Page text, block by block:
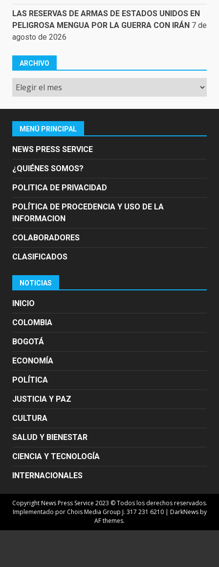
LAS RESERVAS DE ARMAS DE ESTADOS UNIDOS EN
PELIGROSA MENGUA POR LA GUERRA CON IRÁN 7 de
agosto de 2026
ARCHIVO
Archivo
MENÚ PRINCIPAL
NEWS PRESS SERVICE
¿QUIÉNES SOMOS?
POLITICA DE PRIVACIDAD
POLÍTICA DE PROCEDENCIA Y USO DE LA
INFORMACION
COLABORADORES
CLASIFICADOS
NOTICIAS
INICIO
COLOMBIA
BOGOTÁ
ECONOMÍA
POLÍTICA
JUSTICIA Y PAZ
CULTURA
SALUD Y BIENESTAR
CIENCIA Y TECNOLOGÍA
INTERNACIONALES
Copyright News Press Service 2023 © Todos los derechos reservados.
Implementado por Chois Media Group J. 317 231 6210 | DarkNewsby
AF themes.